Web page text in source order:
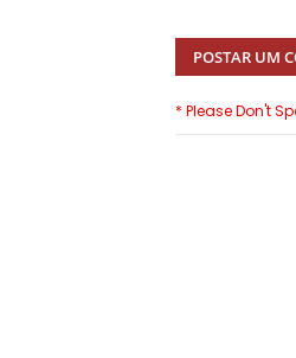
POSTAR UM
* Please Don't